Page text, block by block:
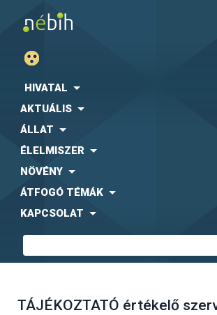
HIVATAL
AKTUÁLIS
ÁLLAT
ÉLELMISZER
NÖVÉNY
ÁTFOGÓ TÉMÁK
KAPCSOLAT
TÁJÉKOZTATÓ értékelő